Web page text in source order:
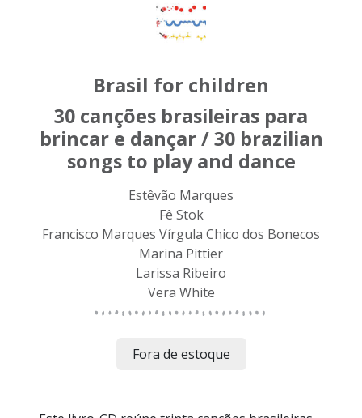
Brasil for children
30 canções brasileiras para
brincar e dançar / 30 brazilian
songs to play and dance
Estêvão Marques
Fê Stok
Francisco Marques Vírgula Chico dos Bonecos
Marina Pittier
Larissa Ribeiro
Vera White
Fora de estoque